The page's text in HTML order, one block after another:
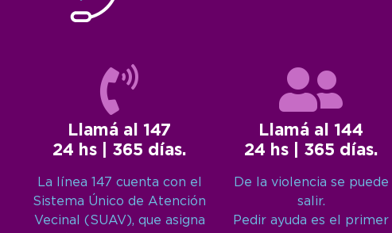
Llamá al 147
24 hs | 365 días.
La línea 147 cuenta con el
Sistema Único de Atención
Vecinal (SUAV), que asigna
Llamá al 144
24 hs | 365 días.
De la violencia se puede
salir.
Pedir ayuda es el primer